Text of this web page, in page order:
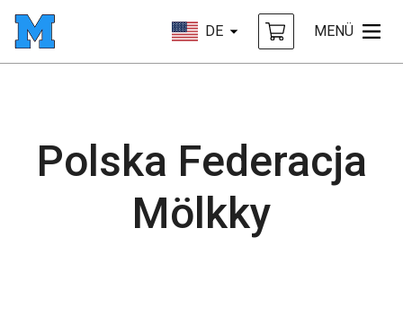
DE MENÜ
Polska Federacja
Mölkky